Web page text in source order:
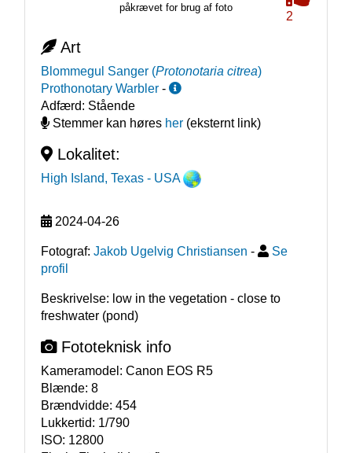
påkrævet for brug af foto
2
Art
Blommegul Sanger (Protonotaria citrea)
Prothonotary Warbler -
Adfærd: Stående
Stemmer kan høres her(eksternt link)
Lokalitet:
High Island, Texas - USA
2024-04-26
Fotograf: Jakob Ugelvig Christiansen -
Se
profil
Beskrivelse: low in the vegetation - close to
freshwater (pond)
Fototeknisk info
Kameramodel: Canon EOS R5
Blænde: 8
Brændvidde: 454
Lukkertid: 1/790
ISO: 12800